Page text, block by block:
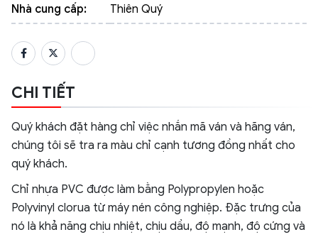
Nhà cung cấp:
Thiên Quý
CHI TIẾT
Quý khách đặt hàng chỉ việc nhắn mã ván và hãng ván,
chúng tôi sẽ tra ra màu chỉ cạnh tương đồng nhất cho
quý khách.
Chỉ nhựa PVC được làm bằng Polypropylen hoặc
Polyvinyl clorua từ máy nén công nghiệp. Đặc trưng của
nó là khả năng chịu nhiệt, chịu dầu, độ mạnh, độ cứng và